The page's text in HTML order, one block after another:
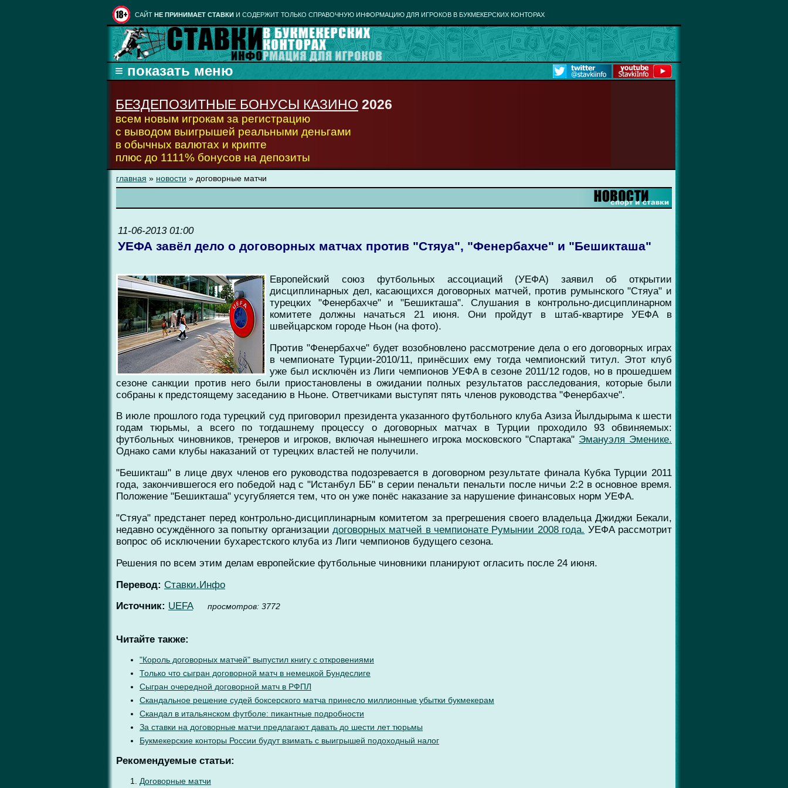
CАЙТ НЕ ПРИНИМАЕТ СТАВКИ И СОДЕРЖИТ ТОЛЬКО СПРАВОЧНУЮ ИНФОРМАЦИЮ ДЛЯ ИГРОКОВ В БУКМЕКЕРСКИХ КОНТОРАХ
БЕЗДЕПОЗИТНЫЕ БОНУСЫ КАЗИНО 2026
всем новым игрокам за регистрацию
с выводом выигрышей реальными деньгами
в обычных валютах и крипте
плюс до 1111% бонусов на депозиты
главная » новости » договорные матчи
11-06-2013 01:00
УЕФА завёл дело о договорных матчах против "Стяуа", "Фенербахче" и "Бешикташа"
Европейский союз футбольных ассоциаций (УЕФА) заявил об открытии
дисциплинарных дел, касающихся договорных матчей, против румынского "Стяуа" и
турецких "Фенербахче" и "Бешикташа". Слушания в контрольно-дисциплинарном
комитете должны начаться 21 июня. Они пройдут в штаб-квартире УЕФА в
швейцарском городе Ньон (на фото).
Против "Фенербахче" будет возобновлено рассмотрение дела о его договорных играх
в чемпионате Турции-2010/11, принёсших ему тогда чемпионский титул. Этот клуб
уже был исключён из Лиги чемпионов УЕФА в сезоне 2011/12 годов, но в прошедшем
сезоне санкции против него были приостановлены в ожидании полных результатов расследования, которые были
собраны к предстоящему заседанию в Ньоне. Ответчиками выступят пять членов руководства "Фенербахче".
В июле прошлого года турецкий суд приговорил президента указанного футбольного клуба Азиза Йылдырыма к шести
годам тюрьмы, а всего по тогдашнему процессу о договорных матчах в Турции проходило 93 обвиняемых:
футбольных чиновников, тренеров и игроков, включая нынешнего игрока московского "Спартака" Эмануэля Эменике.
Однако сами клубы наказаний от турецких властей не получили.
"Бешикташ" в лице двух членов его руководства подозревается в договорном результате финала Кубка Турции 2011
года, закончившегося его победой над с "Истанбул ББ" в серии пенальти пенальти после ничьи 2:2 в основное время.
Положение "Бешикташа" усугубляется тем, что он уже понёс наказание за нарушение финансовых норм УЕФА.
"Стяуа" предстанет перед контрольно-дисциплинарным комитетом за прегрешения своего владельца Джиджи Бекали,
недавно осуждённого за попытку организации договорных матчей в чемпионате Румынии 2008 года. УЕФА рассмотрит
вопрос об исключении бухарестского клуба из Лиги чемпионов будущего сезона.
Решения по всем этим делам европейские футбольные чиновники планируют огласить после 24 июня.
Перевод: Ставки.Инфо
Источник: UEFA проcмотров: 3772
Читайте также:
"Король договорных матчей" выпустил книгу с откровениями
Только что сыгран договорной матч в немецкой Бундеслиге
Сыгран очередной договорной матч в РФПЛ
Скандальное решение судей боксерского матча принесло миллионные убытки букмекерам
Скандал в итальянском футболе: пикантные подробности
За ставки на договорные матчи предлагают давать до шести лет тюрьмы
Букмекерские конторы России будут взимать с выигрышей подоходный налог
Рекомендуемые статьи:
Договорные матчи